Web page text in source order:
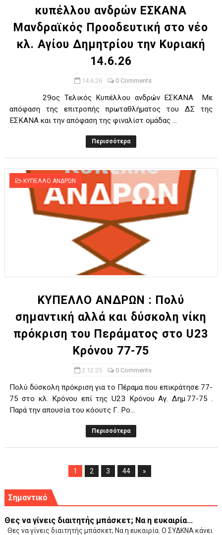
κυπέλλου ανδρών ΕΣΚΑΝΑ
Μανδραϊκός Προοδευτική στο νέο
κλ. Αγίου Δημητρίου την Κυριακή
14.6.26
14.6.26 0 Comments
29ος Τελικός Κυπέλλου ανδρών ΕΣΚΑΝΑ Με
απόφαση της επιτροπής πρωταθλήματος του ΔΣ της
ΕΣΚΑΝΑ και την απόφαση της φιναλίστ ομάδας ...
Περισσότερα
ΚΥΠΕΛΛΟ ΑΝΔΡΩΝ
ΚΥΠΕΛΛΟ ΑΝΔΡΩΝ : Πολύ
σημαντική αλλά και δύσκολη νίκη
πρόκριση του Περάματος στο U23
Κρόνου 77-75
2.12.25 0 Comments
Πολύ δύσκολη πρόκριση για το Πέραμα που επικράτησε 77-
75 στο κλ. Κρόνου επί της U23 Κρόνου Αγ. Δημ.77-75 .
Παρά την απουσία του κόουτς Γ. Ρο...
Περισσότερα
1 2 3 44 »
Σημαντικό
Θες να γίνεις διαιτητής μπάσκετ; Να η ευκαιρία...
Θες να γίνεις διαιτητής μπάσκετ; Να η ευκαιρία. Ο ΣΥΔΚΝΑ κάνει